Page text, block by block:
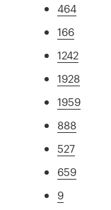
464
166
1242
1928
1959
888
527
659
9